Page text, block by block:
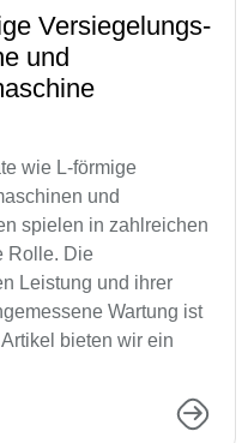
Versiegelungs-
und
wie L-förmige
und
spielen in zahlreichen
Rolle. Die
Leistung und ihrer
Wartung ist
bieten wir ein